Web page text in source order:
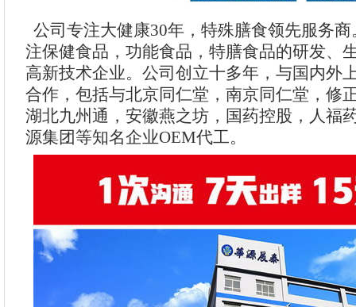
公司专注大健康30年，特殊膳食领先服务
注保健食品，功能食品，特膳食品的研发、
高新技术企业。公司创立十多年，与国内外
合作，包括与北京同仁堂，南京同仁堂，修
湖北九州通，安徽燕之坊，国药控股，人福
源集团等知名企业OEM代工。